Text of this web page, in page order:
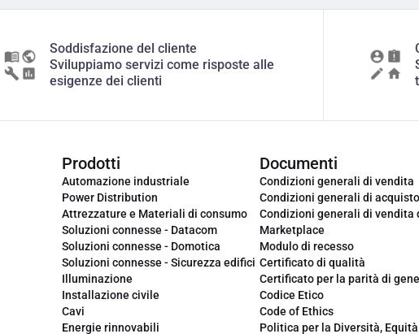
Soddisfazione del cliente
Sviluppiamo servizi come risposte alle
esigenze dei clienti
Prodotti
Automazione industriale
Power Distribution
Attrezzature e Materiali di consumo
Soluzioni connesse - Datacom
Soluzioni connesse - Domotica
Soluzioni connesse - Sicurezza edifici
Illuminazione
Installazione civile
Cavi
Energie rinnovabili
Documenti
Condizioni generali di vendita
Condizioni generali di acquisto
Condizioni generali di vendita
Marketplace
Modulo di recesso
Certificato di qualità
Certificato per la parità di
Codice Etico
Code of Ethics
Politica per la Diversità, Equità